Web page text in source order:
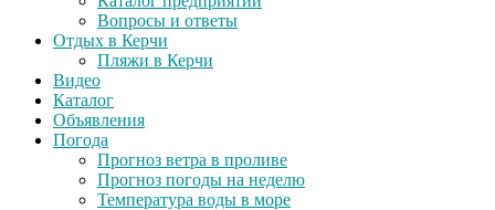
Вопросы и ответы
Отдых в Керчи
Пляжи в Керчи
Видео
Каталог
Объявления
Погода
Прогноз ветра в проливе
Прогноз погоды на неделю
Температура воды в море